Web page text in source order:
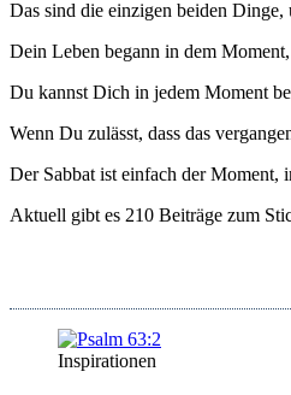
Das sind die ein­zi­gen bei­den
Dein Leben begann in dem
Du kannst Dich in jedem Moment
Wenn Du zulässt, dass das
Der Sab­bat ist ein­fach der Moment,
Aktu­ell gibt es 210 Bei­trä­ge zum
Inspirationen